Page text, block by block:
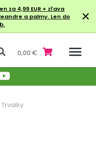
za 4,99 EUR + zľava
a palmy. Len do
×
0,00 €
Trvalky